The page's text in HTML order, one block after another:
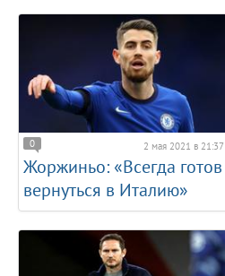
0 2 мая 2021 в 21:37
Жоржиньо: «Всегда готов
вернуться в Италию»